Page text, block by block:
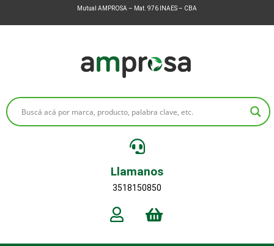
Mutual AMPROSA – Mat. 976 INAES – CBA
Llamanos
3518150850